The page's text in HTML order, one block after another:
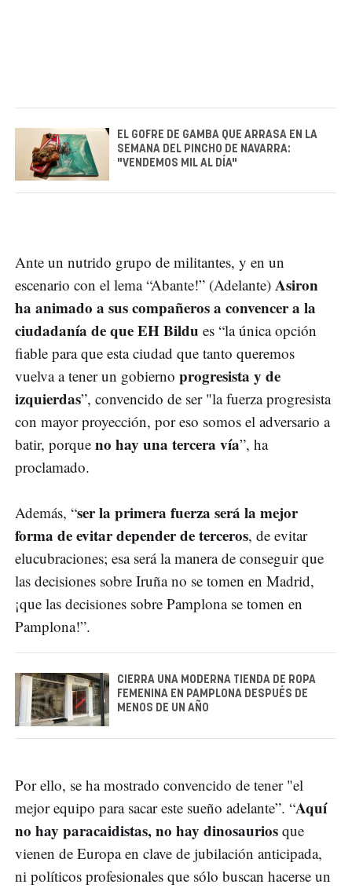
EL GOFRE DE GAMBA QUE ARRASA EN LA
SEMANA DEL PINCHO DE NAVARRA:
"VENDEMOS MIL AL DÍA"
Ante un nutrido grupo de militantes, y en un
escenario con el lema “Abante!” (Adelante) Asiron
ha animado a sus compañeros a convencer a la
ciudadanía de que EH Bildu es “la única opción
fiable para que esta ciudad que tanto queremos
vuelva a tener un gobierno progresista y de
izquierdas”, convencido de ser "la fuerza progresista
con mayor proyección, por eso somos el adversario a
batir, porque no hay una tercera vía”, ha
proclamado.
Además, “ser la primera fuerza será la mejor
forma de evitar depender de terceros, de evitar
elucubraciones; esa será la manera de conseguir que
las decisiones sobre Iruña no se tomen en Madrid,
¡que las decisiones sobre Pamplona se tomen en
Pamplona!”.
CIERRA UNA MODERNA TIENDA DE ROPA
FEMENINA EN PAMPLONA DESPUÉS DE
MENOS DE UN AÑO
Por ello, se ha mostrado convencido de tener "el
mejor equipo para sacar este sueño adelante”. “Aquí
no hay paracaidistas, no hay dinosaurios que
vienen de Europa en clave de jubilación anticipada,
ni políticos profesionales que sólo buscan hacerse un